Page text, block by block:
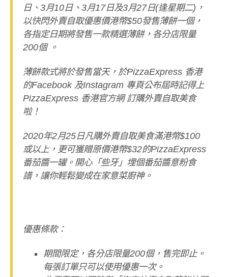
日、3月10日、3月17日及3月27日(逢星期二)，
以快閃外賣自取優惠價港幣$50發售薄餅一個，
各指定日期將發售一款精選薄餅，各分店限量
200個 。
薄餅款式將於發售當天，於PizzaExpress 香港
的Facebook 及Instagram 專頁公布屆時記得上
PizzaExpress 香港官方網 訂購外賣自取美食
啦！
2020年2月25日凡購外賣自取美食滿港幣$100
或以上，更可獲贈原價港幣$32的PizzaExpress
番茄醬一罐。開心「些牙」埋個番茄醬意粉食
譜，讓你輕鬆變成在家意菜廚神。
優惠條款：
期間限定，各分店限量200個，售完即止。
每張訂單只可以使用優惠一次。